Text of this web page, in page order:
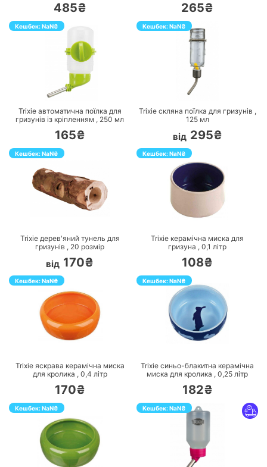
485₴ 265₴
Кешбек:NaN₴
ПЕРЕЙТИ
Trixie автоматична поїлка для
гризунів із кріпленням , 250 мл
165₴
Кешбек:NaN₴
ПЕРЕЙТИ
Trixie скляна поїлка для гризунів ,
125мл
від 295₴
Кешбек:NaN₴
Trixie дерев'яний тунель для
гризунів , 20 розмір
від 170₴
Кешбек:NaN₴
ПЕРЕЙТИ
Trixie керамічна миска для
гризуна , 0,1 літр
108₴
Кешбек:NaN₴
ПЕРЕЙТИ
Trixie яскрава керамічна миска
для кролика , 0,4 літр
170₴
Кешбек:NaN₴
ПЕРЕЙТИ
Trixie синьо-блакитна керамічна
миска для кролика , 0,25 літр
182₴
Кешбек:NaN₴ Кешбек:NaN₴